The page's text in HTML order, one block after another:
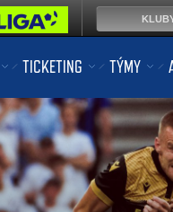
TICKETING TÝMY